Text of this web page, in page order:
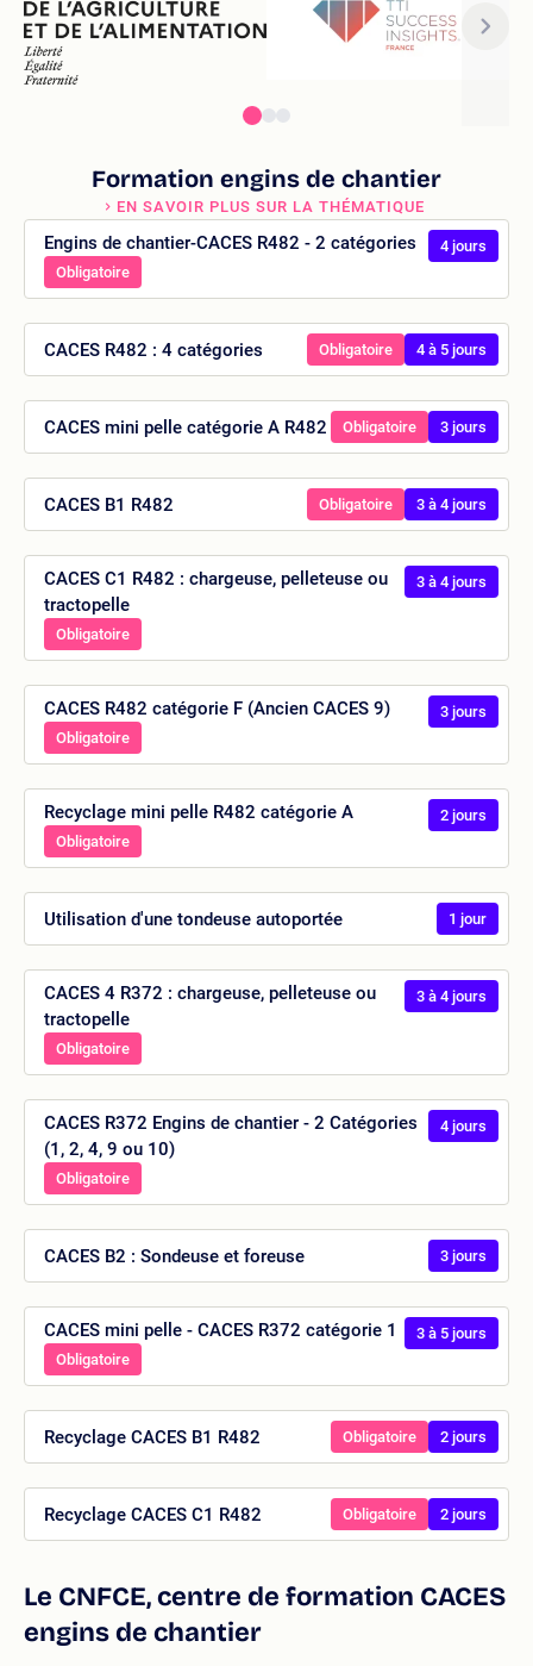
Formation engins de chantier
EN SAVOIR PLUS SUR LA THÉMATIQUE
Engins de chantier-CACES R482 - 2 catégories
Obligatoire
4 jours
CACES R482 : 4 catégories Obligatoire 4 à 5 jours
CACES mini pelle catégorie A R482 Obligatoire 3 jours
CACES B1 R482 Obligatoire 3 à 4 jours
CACES C1 R482 : chargeuse, pelleteuse ou
tractopelle
Obligatoire
3 à 4 jours
CACES R482 catégorie F (Ancien CACES 9)
Obligatoire
3 jours
Recyclage mini pelle R482 catégorie A
Obligatoire
2 jours
Utilisation d'une tondeuse autoportée 1 jour
CACES 4 R372 : chargeuse, pelleteuse ou
tractopelle
Obligatoire
3 à 4 jours
CACES R372 Engins de chantier - 2 Catégories
(1, 2, 4, 9 ou 10)
Obligatoire
4 jours
CACES B2 : Sondeuse et foreuse 3 jours
CACES mini pelle - CACES R372 catégorie 1
Obligatoire
3 à 5 jours
Recyclage CACES B1 R482 Obligatoire 2 jours
Recyclage CACES C1 R482 Obligatoire 2 jours
Le CNFCE, centre de formation CACES
engins de chantier